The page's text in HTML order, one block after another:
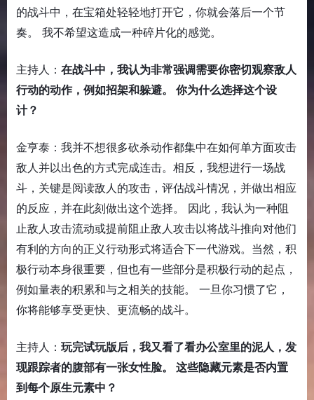
的战斗中，在宝箱处轻轻地打开它，你就会落后一个节
奏。 我不希望这造成一种碎片化的感觉。
主持人： 在战斗中，我认为非常强调需要你密切观察敌人
行动的动作，例如招架和躲避。 你为什么选择这个设
计？
金亨泰：我并不想很多砍杀动作都集中在如何单方面攻击
敌人并以出色的方式完成连击。相反，我想进行一场战
斗，关键是阅读敌人的攻击，评估战斗情况，并做出相应
的反应，并在此刻做出这个选择。 因此，我认为一种阻
止敌人攻击流动或提前阻止敌人攻击以将战斗推向对他们
有利的方向的正义行动形式将适合下一代游戏。当然，积
极行动本身很重要，但也有一些部分是积极行动的起点，
例如量表的积累和与之相关的技能。 一旦你习惯了它，
你将能够享受更快、更流畅的战斗。
主持人： 玩完试玩版后，我又看了看办公室里的泥人，发
现跟踪者的腹部有一张女性脸。 这些隐藏元素是否内置
到每个原生元素中？